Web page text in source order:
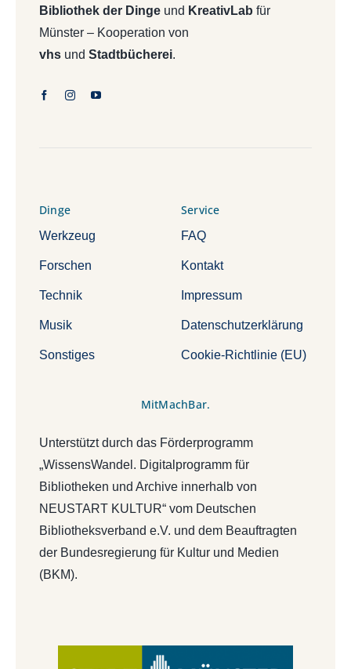
Bibliothek der Dingeund KreativLab für
Münster – Kooperation von
vhsund Stadtbücherei.
Dinge
Werkzeug
Forschen
Technik
Musik
Sonstiges
Service
FAQ
Kontakt
Impressum
Datenschutzerklärung
Cookie-Richtlinie (EU)
MitMachBar.
Unterstützt durch das Förderprogramm
„WissensWandel. Digitalprogramm für
Bibliotheken und Archive innerhalb von
NEUSTART KULTUR“ vom Deutschen
Bibliotheksverband e.V. und dem Beauftragten
der Bundesregierung für Kultur und Medien
(BKM).